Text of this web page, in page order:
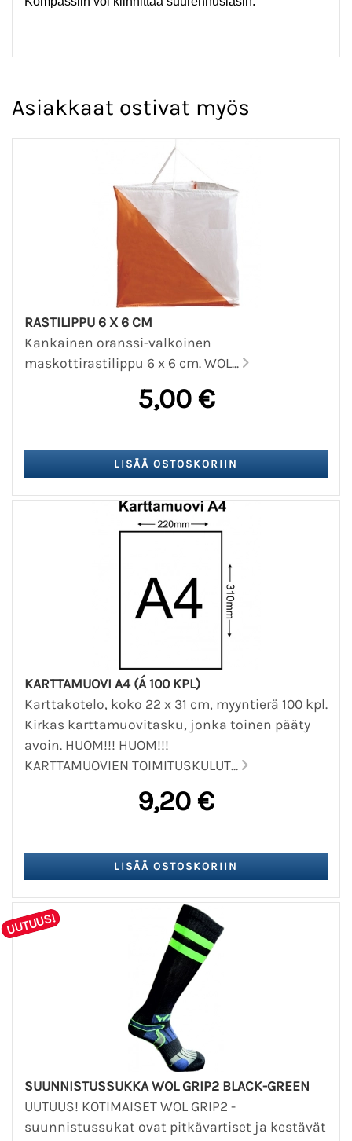
Asiakkaat ostivat myös
RASTILIPPU 6 X 6 CM
Kankainen oranssi-valkoinen
maskottirastilippu 6 x 6 cm. WOL...
5,00 €
KARTTAMUOVI A4 (Á 100 KPL)
Karttakotelo, koko 22 x 31 cm, myyntierä 100 kpl.
Kirkas karttamuovitasku, jonka toinen pääty
avoin. HUOM!!! HUOM!!!
KARTTAMUOVIEN TOIMITUSKULUT...
9,20 €
UUTUUS!
SUUNNISTUSSUKKA WOL GRIP2 BLACK-GREEN
UUTUUS! KOTIMAISET WOL GRIP2 -
suunnistussukat ovat pitkävartiset ja kestävät